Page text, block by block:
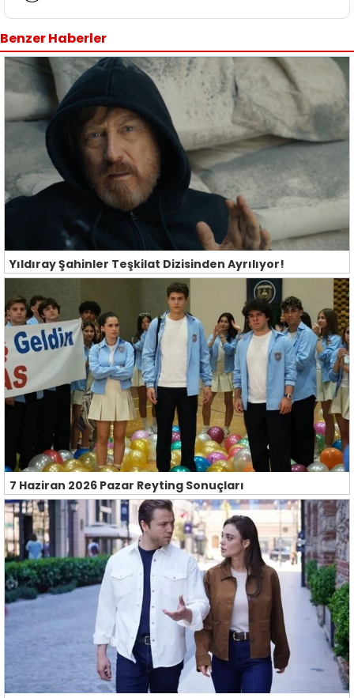
Benzer Haberler
Yıldıray Şahinler Teşkilat Dizisinden Ayrılıyor!
7 Haziran 2026 Pazar Reyting Sonuçları